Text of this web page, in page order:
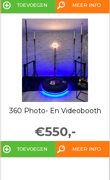
TOEVOEGEN MEER INFO
360 Photo- En Videobooth
€550,-
TOEVOEGEN MEER INFO